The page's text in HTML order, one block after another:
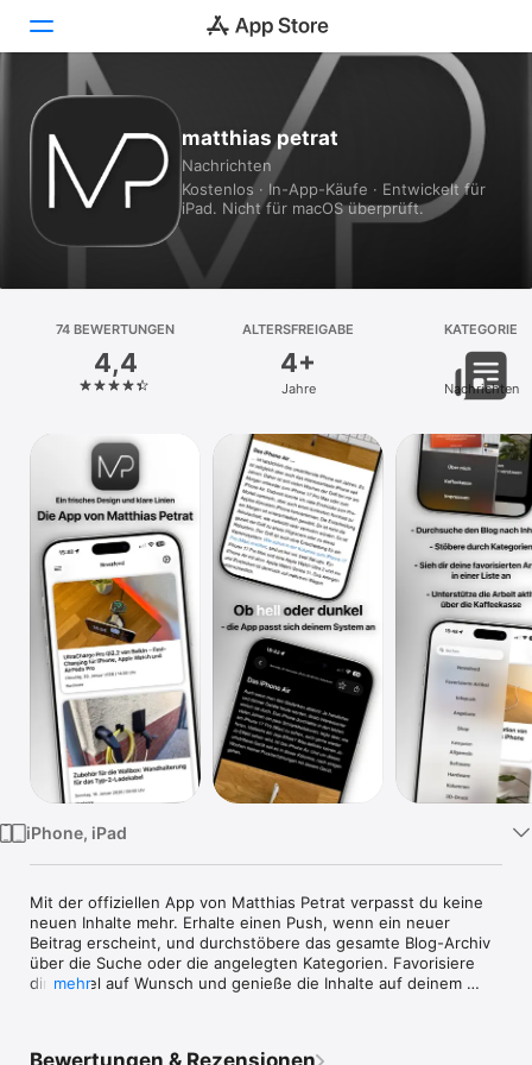
Spiele
Plattform
iPhone
Vision
Watch
TV
matthias petrat
Nachrichten
Kostenlos · In-App-Käufe · Entwickelt für
iPad. Nicht für macOS überprüft.
74 BEWERTUNGEN
4,4
ALTERSFREIGABE
4+
Jahre
KATEGORIE
Nachrichten
iPhone, iPad
Mit der offiziellen App von Matthias Petrat verpasst du keine
neuen Inhalte mehr. Erhalte einen Push, wenn ein neuer
Beitrag erscheint, und durchstöbere das gesamte Blog-Archiv
über die Suche oder die angelegten Kategorien. Favorisiere
dir Artikel auf Wunsch und genieße die Inhalte auf deinem
mehr
Bewertungen & Rezensionen